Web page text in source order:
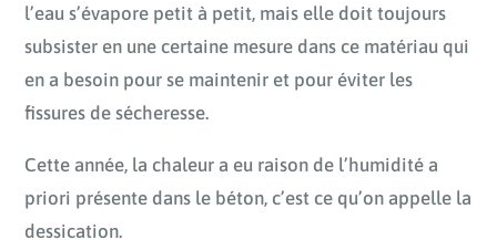
l’eau s’évapore petit à petit, mais elle doit toujours
subsister en une certaine mesure dans ce matériau qui
en a besoin pour se maintenir et pour éviter les
fissures de sécheresse.
Cette année, la chaleur a eu raison de l’humidité a
priori présente dans le béton, c’est ce qu’on appelle la
dessication.